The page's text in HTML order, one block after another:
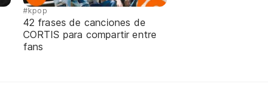
#kpop
42 frases de canciones de
CORTIS para compartir entre
fans